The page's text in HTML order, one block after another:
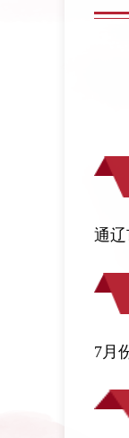
通
7月